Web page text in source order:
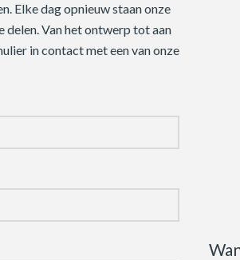
Elke dag opnieuw staan onze
delen. Van het ontwerp tot aan
in contact met een van onze